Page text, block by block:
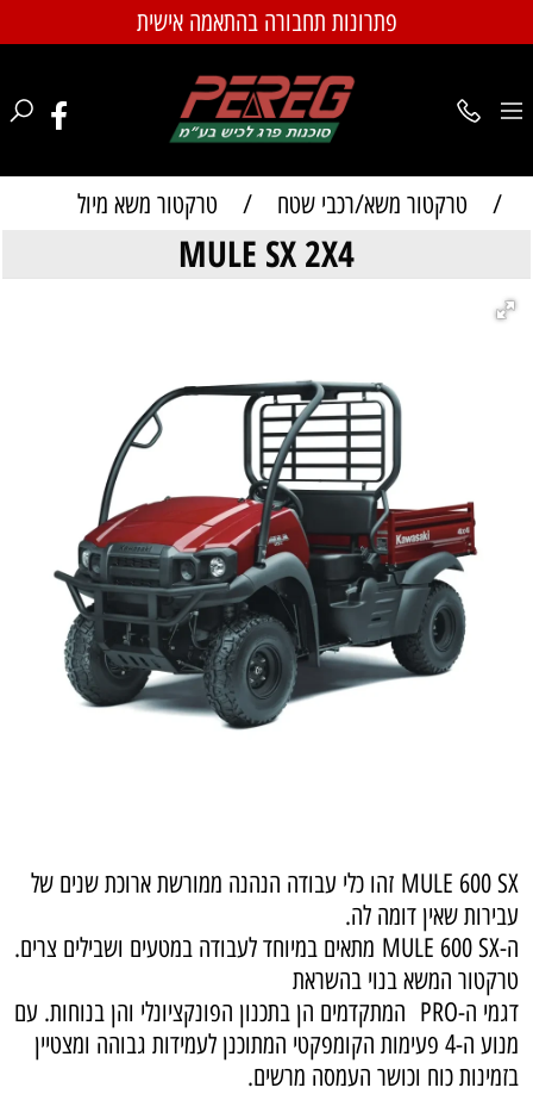
פתרונות תחבורה בהתאמה אישית
/ טרקטור משא/רכבי שטח / טרקטור משא מיול
MULE 600 SX זהו כלי עבודה הנהנה ממורשת ארוכת שנים של
עבירות שאין דומה לה.
ה-MULE 600 SX מתאים במיוחד לעבודה במטעים ושבילים צרים.
טרקטור המשא בנוי בהשראת
דגמי ה-PRO המתקדמים הן בתכנון הפונקציונלי והן בנוחות. עם
מנוע ה-4 פעימות הקומפקטי המתוכנן לעמידות גבוהה ומצטיין
בזמינות כוח וכושר העמסה מרשים.